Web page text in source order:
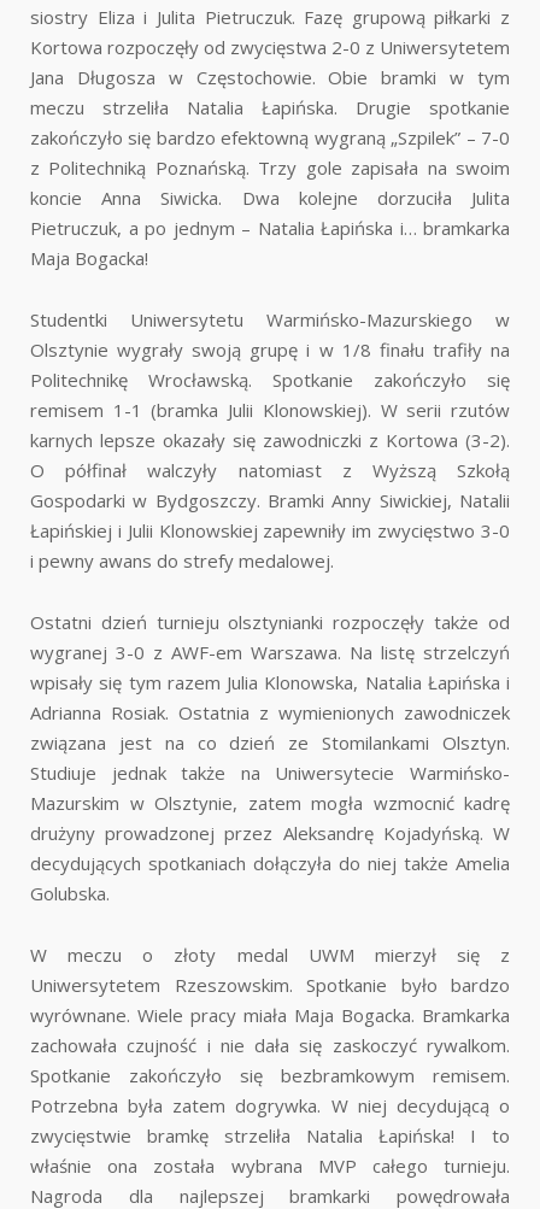
siostry Eliza i Julita Pietruczuk. Fazę grupową piłkarki z
Kortowa rozpoczęły od zwycięstwa 2-0 z Uniwersytetem
Jana Długosza w Częstochowie. Obie bramki w tym
meczu strzeliła Natalia Łapińska. Drugie spotkanie
zakończyło się bardzo efektowną wygraną „Szpilek” – 7-0
z Politechniką Poznańską. Trzy gole zapisała na swoim
koncie Anna Siwicka. Dwa kolejne dorzuciła Julita
Pietruczuk, a po jednym – Natalia Łapińska i… bramkarka
Maja Bogacka!
Studentki Uniwersytetu Warmińsko-Mazurskiego w
Olsztynie wygrały swoją grupę i w 1/8 finału trafiły na
Politechnikę Wrocławską. Spotkanie zakończyło się
remisem 1-1 (bramka Julii Klonowskiej). W serii rzutów
karnych lepsze okazały się zawodniczki z Kortowa (3-2).
O półfinał walczyły natomiast z Wyższą Szkołą
Gospodarki w Bydgoszczy. Bramki Anny Siwickiej, Natalii
Łapińskiej i Julii Klonowskiej zapewniły im zwycięstwo 3-0
i pewny awans do strefy medalowej.
Ostatni dzień turnieju olsztynianki rozpoczęły także od
wygranej 3-0 z AWF-em Warszawa. Na listę strzelczyń
wpisały się tym razem Julia Klonowska, Natalia Łapińska i
Adrianna Rosiak. Ostatnia z wymienionych zawodniczek
związana jest na co dzień ze Stomilankami Olsztyn.
Studiuje jednak także na Uniwersytecie Warmińsko-
Mazurskim w Olsztynie, zatem mogła wzmocnić kadrę
drużyny prowadzonej przez Aleksandrę Kojadyńską. W
decydujących spotkaniach dołączyła do niej także Amelia
Golubska.
W meczu o złoty medal UWM mierzył się z
Uniwersytetem Rzeszowskim. Spotkanie było bardzo
wyrównane. Wiele pracy miała Maja Bogacka. Bramkarka
zachowała czujność i nie dała się zaskoczyć rywalkom.
Spotkanie zakończyło się bezbramkowym remisem.
Potrzebna była zatem dogrywka. W niej decydującą o
zwycięstwie bramkę strzeliła Natalia Łapińska! I to
właśnie ona została wybrana MVP całego turnieju.
Nagroda dla najlepszej bramkarki powędrowała